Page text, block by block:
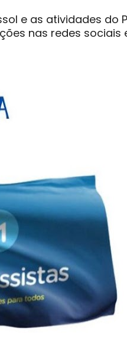
e as atividades do
nas redes sociais